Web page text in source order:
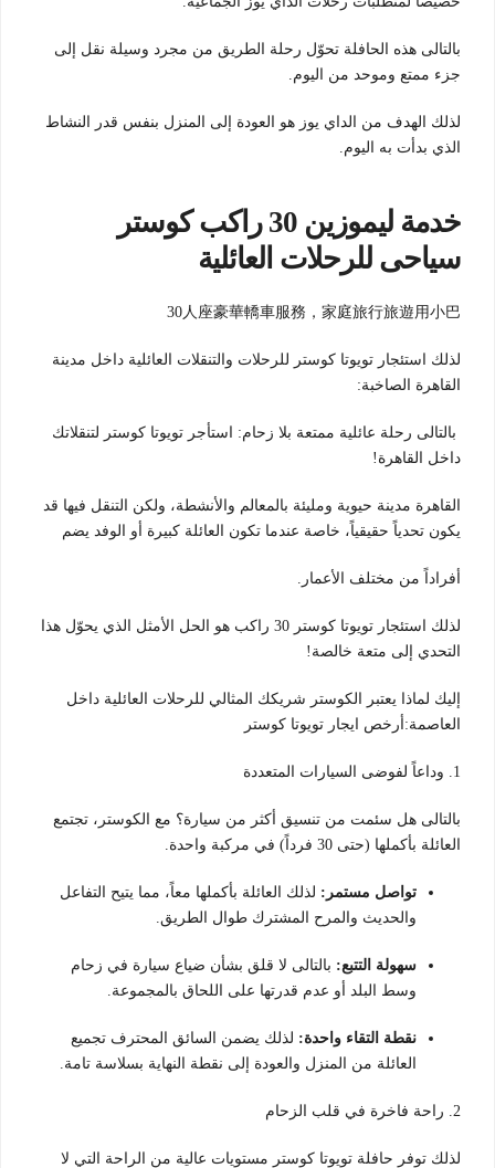
بالتالى هذه الحافلة تحوّل رحلة الطريق من مجرد وسيلة نقل إلى
جزء ممتع وموحد من اليوم.
لذلك الهدف من الداي يوز هو العودة إلى المنزل بنفس قدر النشاط
الذي بدأت به اليوم.
خدمة ليموزين 30 راكب كوستر
سياحى للرحلات العائلية
30人座豪華轎車服務，家庭旅行旅遊用小巴
لذلك استئجار تويوتا كوستر للرحلات والتنقلات العائلية داخل مدينة
القاهرة الصاخبة:
بالتالى رحلة عائلية ممتعة بلا زحام: استأجر تويوتا كوستر لتنقلاتك
داخل القاهرة!
القاهرة مدينة حيوية ومليئة بالمعالم والأنشطة، ولكن التنقل فيها قد
يكون تحدياً حقيقياً، خاصة عندما تكون العائلة كبيرة أو الوفد يضم
أفراداً من مختلف الأعمار.
لذلك استئجار تويوتا كوستر 30 راكب هو الحل الأمثل الذي يحوّل هذا
التحدي إلى متعة خالصة!
إليك لماذا يعتبر الكوستر شريكك المثالي للرحلات العائلية داخل
العاصمة:أرخص ايجار تويوتا كوستر
1. وداعاً لفوضى السيارات المتعددة
بالتالى هل سئمت من تنسيق أكثر من سيارة؟ مع الكوستر، تجتمع
العائلة بأكملها (حتى 30 فرداً) في مركبة واحدة.
تواصل مستمر: لذلك العائلة بأكملها معاً، مما يتيح التفاعل
والحديث والمرح المشترك طوال الطريق.
سهولة التتبع: بالتالى لا قلق بشأن ضياع سيارة في زحام
وسط البلد أو عدم قدرتها على اللحاق بالمجموعة.
نقطة التقاء واحدة: لذلك يضمن السائق المحترف تجميع
العائلة من المنزل والعودة إلى نقطة النهاية بسلاسة تامة.
2. راحة فاخرة في قلب الزحام
لذلك توفر حافلة تويوتا كوستر مستويات عالية من الراحة التي لا